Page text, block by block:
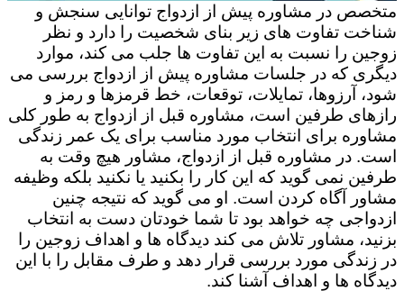
متخصص در مشاوره پیش از ازدواج توانایی سنجش و
شناخت تفاوت های زیر بنای شخصیت را دارد و نظر
زوجین را نسبت به این تفاوت ها جلب می کند، موارد
دیگری که در جلسات مشاوره پیش از ازدواج بررسی می
شود، آرزوها، تمایلات، توقعات، خط قرمزها و رمز و
رازهای طرفین است، مشاوره قبل از ازدواج به طور کلی
مشاوره برای انتخاب مورد مناسب برای یک عمر زندگی
است. در مشاوره قبل از ازدواج، مشاور هیچ وقت به
طرفین نمی گوید که این کار را بکنید یا نکنید بلکه وظیفه
مشاور آگاه کردن است. او می گوید که نتیجه چنین
ازدواجی چه خواهد بود تا شما خودتان دست به انتخاب
بزنید، مشاور تلاش می کند دیدگاه ها و اهداف زوجین را
در زندگی مورد بررسی قرار دهد و طرف مقابل را با این
دیدگاه ها و اهداف آشنا کند.